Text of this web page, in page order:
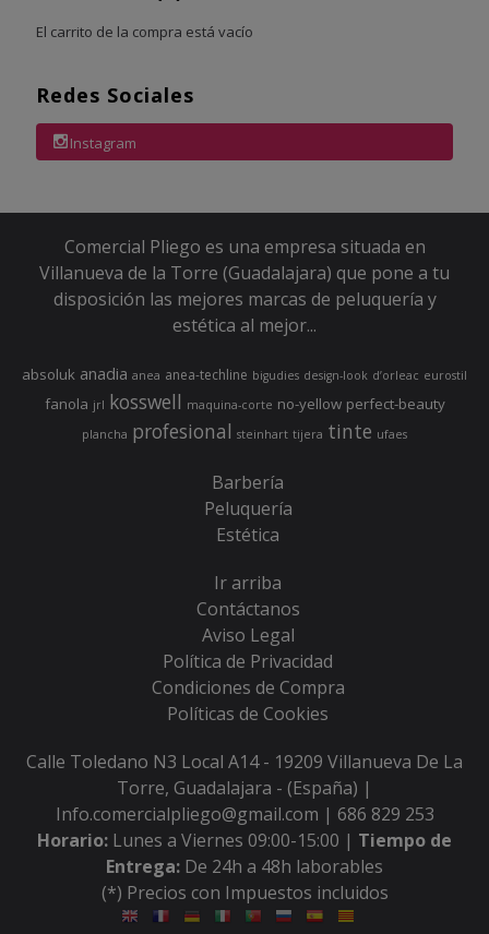
El carrito de la compra está vacío
Redes Sociales
Instagram
Comercial Pliego es una empresa situada en
Villanueva de la Torre (Guadalajara) que pone a tu
disposición las mejores marcas de peluquería y
estética al mejor...
absoluk anadia anea anea-techline bigudies design-look d’orleac eurostil
fanola jrl kosswell maquina-corte no-yellow perfect-beauty
plancha profesional steinhart tijera tinte ufaes
Barbería
Peluquería
Estética
Ir arriba
Contáctanos
Aviso Legal
Política de Privacidad
Condiciones de Compra
Políticas de Cookies
Calle Toledano N3 Local A14 - 19209 Villanueva De La
Torre, Guadalajara - (España) |
Info.comercialpliego@gmail.com | 686 829 253
Horario: Lunes a Viernes 09:00-15:00 | Tiempo de
Entrega: De 24h a 48h laborables
(*) Precios con Impuestos incluidos